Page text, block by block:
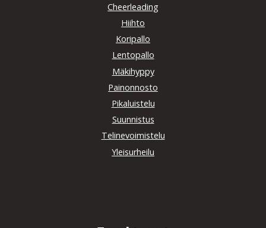
Cheerleading
Hiihto
Koripallo
Lentopallo
Mäkihyppy
Painonnosto
Pikaluistelu
Suunnistus
Telinevoimistelu
Yleisurheilu